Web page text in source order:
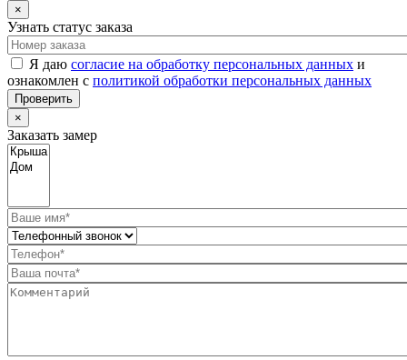
×
Узнать статус заказа
Я даю согласие на обработку персональных данных и
ознакомлен с политикой обработки персональных данных
Проверить
×
Заказать замер